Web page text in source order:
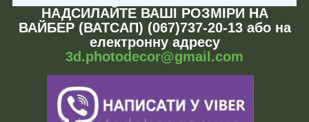
НАДСИЛАЙТЕ ВАШІ РОЗМІРИ НА
ВАЙБЕР (ВАТСАП) (067)737-20-13 або на
електронну адресу
3d.photodecor@gmail.com